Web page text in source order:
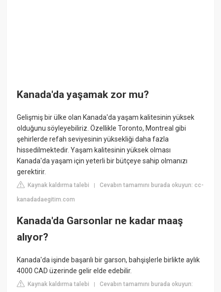
Kanada'da yaşamak zor mu?
Gelişmiş bir ülke olan Kanada'da yaşam kalitesinin yüksek
olduğunu söyleyebiliriz. Özellikle Toronto, Montreal gibi
şehirlerde refah seviyesinin yüksekliği daha fazla
hissedilmektedir. Yaşam kalitesinin yüksek olması
Kanada'da yaşam için yeterli bir bütçeye sahip olmanızı
gerektirir.
Kaynak kaldırma talebi |Cevabın tamamını burada okuyun: cc-
kanadadaegitim.com
Kanada'da Garsonlar ne kadar maaş
alıyor?
Kanada'da işinde başarılı bir garson, bahşişlerle birlikte aylık
4000 CAD üzerinde gelir elde edebilir.
Kaynak kaldırma talebi |Cevabın tamamını burada okuyun: